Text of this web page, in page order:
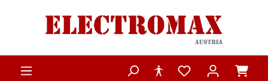
Zum Hauptinhalt springen